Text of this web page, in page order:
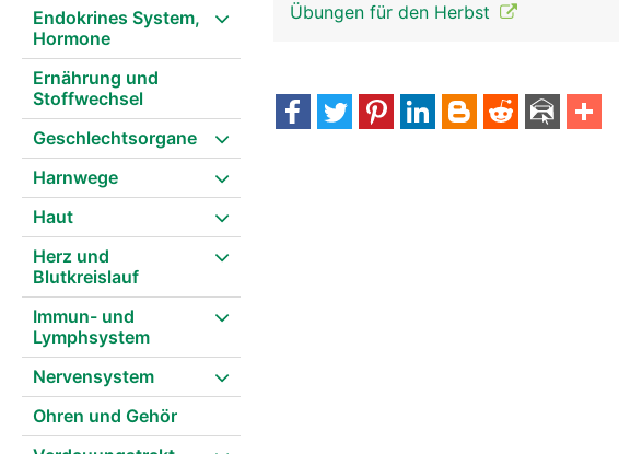
Endokrines System,
Hormone
Ernährung und
Stoffwechsel
Geschlechtsorgane
Harnwege
Haut
Herz und
Blutkreislauf
Immun- und
Lymphsystem
Nervensystem
Ohren und Gehör
Übungen für den Herbst